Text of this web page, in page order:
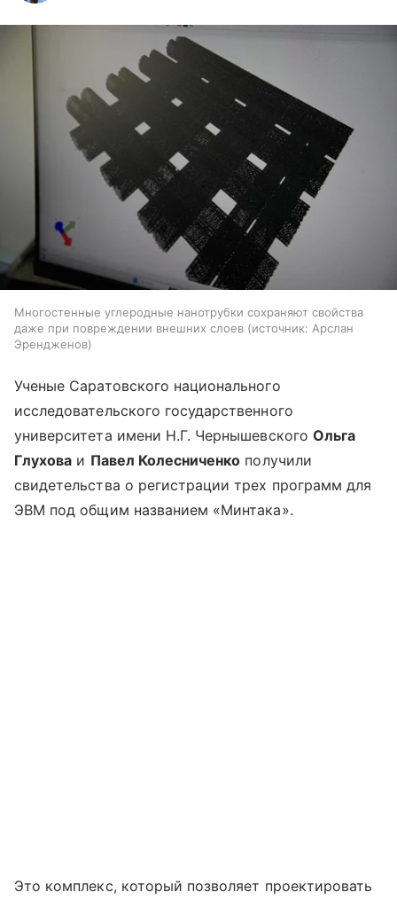
Многостенные углеродные нанотрубки сохраняют свойства
даже при повреждении внешних слоев
источник: Арслан
Эрендженов
Ученые Саратовского национального
исследовательского государственного
университета имени Н.Г. Чернышевского Ольга
Глухова и Павел Колесниченко получили
свидетельства о регистрации трех программ для
ЭВМ под общим названием «Минтака».
Это комплекс, который позволяет проектировать